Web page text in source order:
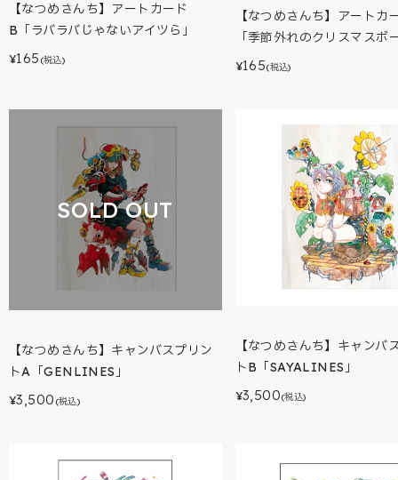
【なつめさんち】アートカード
B「ラバラバじゃないアイツら」
¥165 (税込)
【なつめさんち】アートカ
「季節外れのクリスマスボ
¥165(税込)
SOLD OUT
【なつめさんち】キャンバスプリン
トA「GENLINES」
¥3,500 (税込)
【なつめさんち】キャンバ
トB「SAYALINES」
¥3,500(税込)